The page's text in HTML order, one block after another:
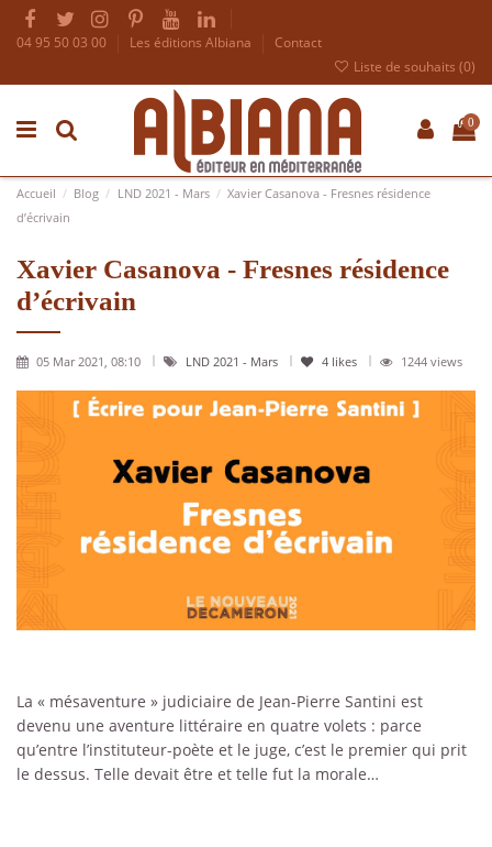
04 95 50 03 00 Les éditions Albiana
Contact
Liste de souhaits (0)
0
Accueil Blog LND 2021 - Mars
Xavier Casanova - Fresnes résidence
d’écrivain
Xavier Casanova - Fresnes résidence
d’écrivain
05 Mar 2021, 08:10 LND 2021 - Mars 4 likes 1244 views
La « mésaventure » judiciaire de Jean-Pierre Santini est
devenu une aventure littéraire en quatre volets : parce
qu’entre l’instituteur-poète et le juge, c’est le premier qui prit
le dessus. Telle devait être et telle fut la morale…